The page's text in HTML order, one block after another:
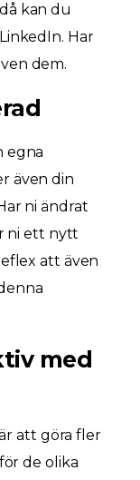
kan du
Har
dem.
egna
även din
ni ändrat
ni ett nytt
att även
med
att göra fler
de olika